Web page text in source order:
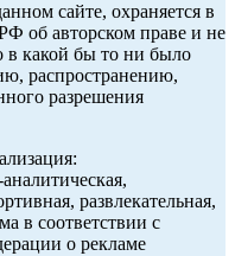
сайте, охраняется в
об авторском праве и не
в какой бы то ни было
распространению,
разрешения
развлекательная,
в соответствии с
о рекламе